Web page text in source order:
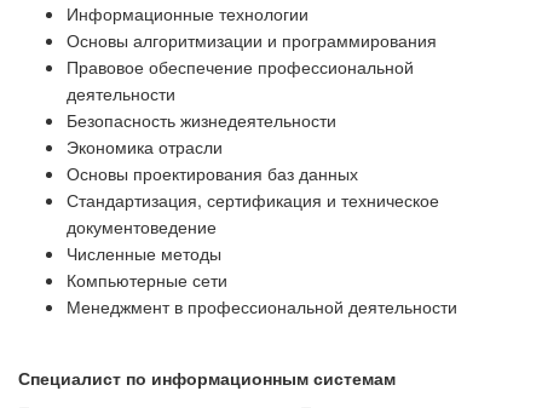
Информационные технологии
Основы алгоритмизации и программирования
Правовое обеспечение профессиональной
деятельности
Безопасность жизнедеятельности
Экономика отрасли
Основы проектирования баз данных
Стандартизация, сертификация и техническое
документоведение
Численные методы
Компьютерные сети
Менеджмент в профессиональной деятельности
Специалист по информационным системам